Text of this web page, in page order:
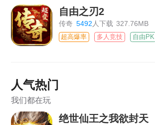
自由之刃2
传奇 5492 人下载 327.76MB
超高爆率 多人竞技 自由PK
人气热门
我们都在玩
绝世仙王之我欲封天